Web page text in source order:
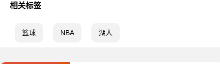
相关标签
篮球 NBA 湖人